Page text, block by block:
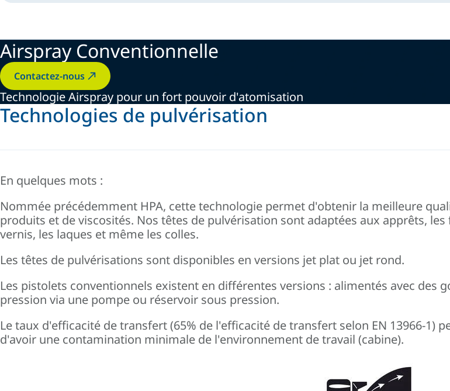
Airspray Conventionnelle
Contactez-nous
Technologie Airspray pour un fort pouvoir d'atomisation
Technologies de pulvérisation
En quelques mots :
Nommée précédemment HPA, cette technologie permet d'obtenir la meilleure
produits et de viscosités. Nos têtes de pulvérisation sont adaptées aux apprêts,
vernis, les laques et même les colles.
Les têtes de pulvérisations sont disponibles en versions jet plat ou jet rond.
Les pistolets conventionnels existent en différentes versions : alimentés avec des
pression via une pompe ou réservoir sous pression.
Le taux d'efficacité de transfert (65% de l'efficacité de transfert selon EN 13966-1)
d'avoir une contamination minimale de l'environnement de travail (cabine).